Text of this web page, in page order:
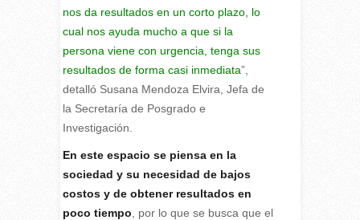
nos da resultados en un corto plazo, lo
cual nos ayuda mucho a que si la
persona viene con urgencia, tenga sus
resultados de forma casi inmediata”,
detalló Susana Mendoza Elvira, Jefa de
la Secretaría de Posgrado e
Investigación.
En este espacio se piensa en la
sociedad y su necesidad de bajos
costos y de obtener resultados en
poco tiempo , por lo que se busca que el